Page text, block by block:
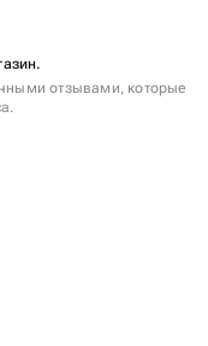
отзывами, которые